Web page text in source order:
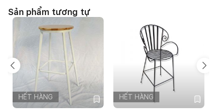
Sản phẩm tương tự
HẾT HÀNG HẾT HÀNG